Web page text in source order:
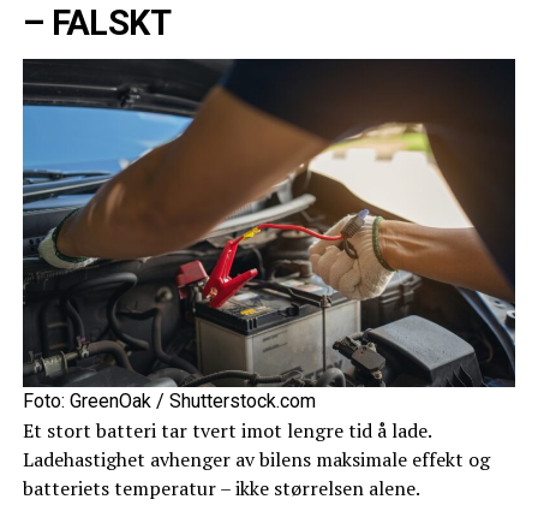
– FALSKT
Foto: GreenOak / Shutterstock.com
Et stort batteri tar tvert imot lengre tid å lade.
Ladehastighet avhenger av bilens maksimale effekt og
batteriets temperatur – ikke størrelsen alene.